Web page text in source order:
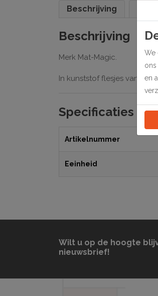
Beschrijving
Beschrijving
Merk Mat-Magic.
In kunststof flesjes van 15
Specificaties
Artikelnummer
Eeinheid
Wilt u op de hoogte
nieuwsbrief!
We
en